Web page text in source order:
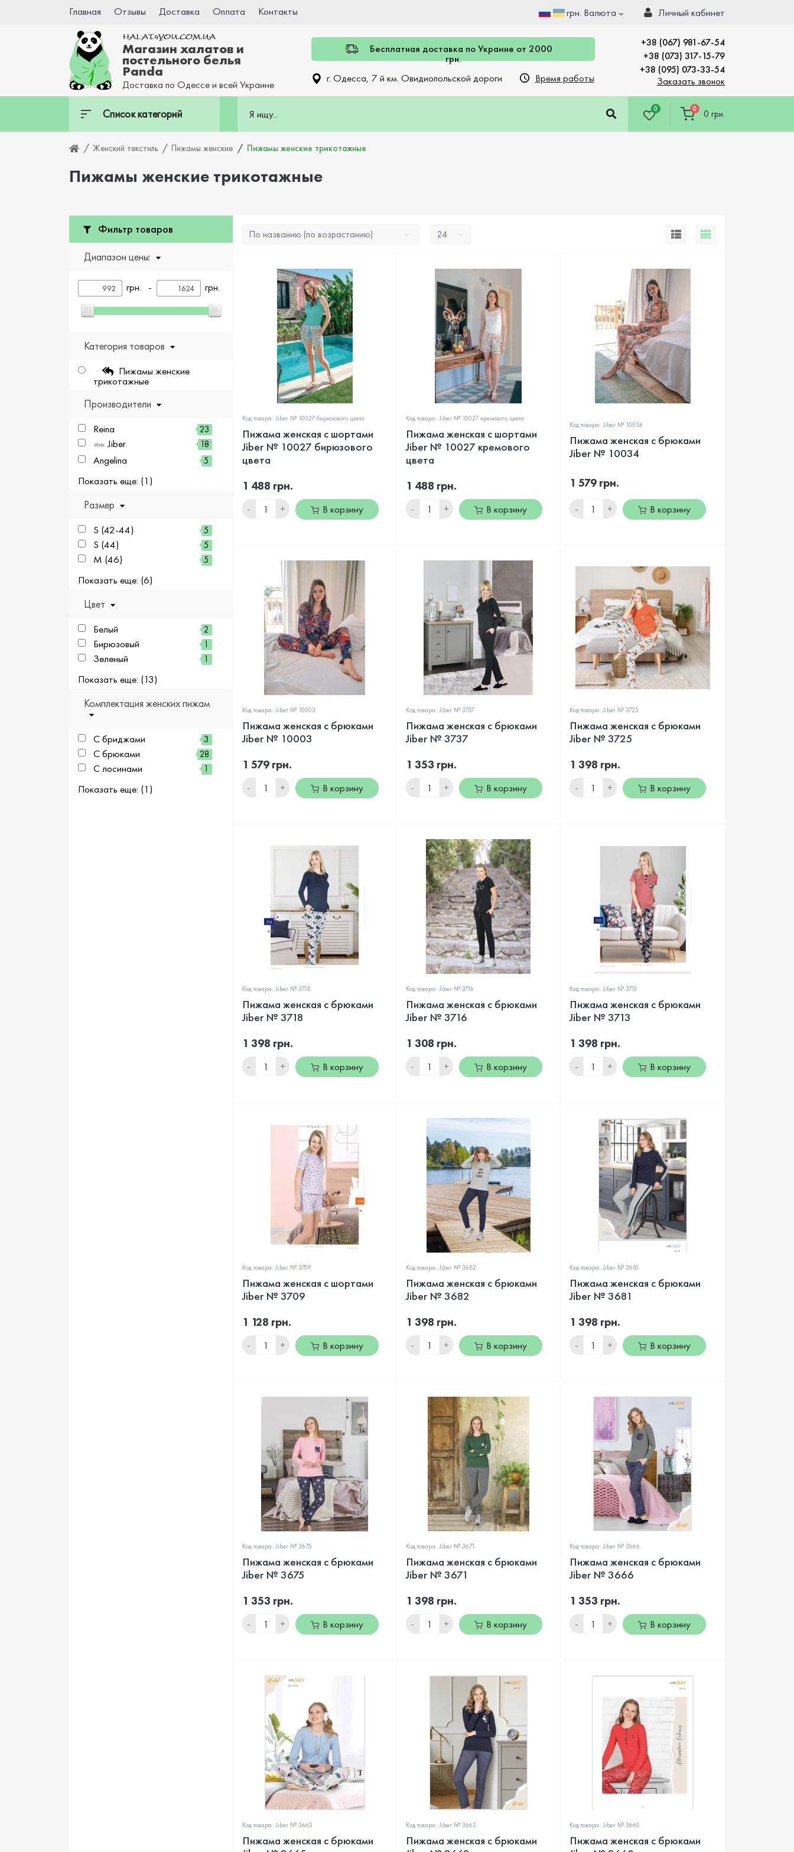
Главная Отзывы Доставка Оплата Контакты грн. Валюта Личный кабинет
Магазин халатов и
постельного белья
Panda
Доставка по Одессе и всей Украине
Бесплатная доставка по Украине от 2000
грн.
г. Одесса, 7 й км. Овидиопольской дороги
Время работы
+38 (067) 981-67-54
+38 (073) 317-15-79
+38 (095) 073-33-54
Заказать звонок
Список категорий 0 0 0 грн.
Женский текстиль Пижамы женские Пижамы женские трикотажные
Пижамы женские трикотажные
Фильтр товаров
Диапазон цены:
грн. - грн.
Категория товаров
Пижамы женские
трикотажные
Производители
Reina 23
Jiber 18
Angelina 5
Показать еще: (1)
Размер
S (42-44) 5
S (44) 5
M (46) 5
Показать еще: (6)
Цвет
Белый 2
Бирюзовый 1
Зеленый 1
Показать еще: (13)
Комплектация женских пижам
С бриджами 3
С брюками 28
С лосинами 1
Показать еще: (1)
Код товара: Jiber № 10027 бирюзового цвета
Пижама женская с шортами
Jiber № 10027 бирюзового
цвета
1 488 грн.
- + В корзину
Код товара: Jiber № 10027 кремового цвета
Пижама женская с шортами
Jiber № 10027 кремового
цвета
1 488 грн.
- + В корзину
Код товара: Jiber № 10034
Пижама женская с брюками
Jiber № 10034
1 579 грн.
- + В корзину
Код товара: Jiber № 10003
Пижама женская с брюками
Jiber № 10003
1 579 грн.
- + В корзину
Код товара: Jiber № 3737
Пижама женская с брюками
Jiber № 3737
1 353 грн.
- + В корзину
Код товара: Jiber № 3725
Пижама женская с брюками
Jiber № 3725
1 398 грн.
- + В корзину
Код товара: Jiber № 3718
Пижама женская с брюками
Jiber № 3718
1 398 грн.
- + В корзину
Код товара: Jiber № 3716
Пижама женская с брюками
Jiber № 3716
1 308 грн.
- + В корзину
Код товара: Jiber № 3713
Пижама женская с брюками
Jiber № 3713
1 398 грн.
- + В корзину
Код товара: Jiber № 3709
Пижама женская с шортами
Jiber № 3709
1 128 грн.
- + В корзину
Код товара: Jiber № 3682
Пижама женская с брюками
Jiber № 3682
1 398 грн.
- + В корзину
Код товара: Jiber № 3681
Пижама женская с брюками
Jiber № 3681
1 398 грн.
- + В корзину
Код товара: Jiber № 3675
Пижама женская с брюками
Jiber № 3675
1 353 грн.
- + В корзину
Код товара: Jiber № 3671
Пижама женская с брюками
Jiber № 3671
1 398 грн.
- + В корзину
Код товара: Jiber № 3666
Пижама женская с брюками
Jiber № 3666
1 353 грн.
- + В корзину
Код товара: Jiber № 3665
Пижама женская с брюками
Код товара: Jiber № 3662
Пижама женская с брюками
Код товара: Jiber № 3660
Пижама женская с брюками